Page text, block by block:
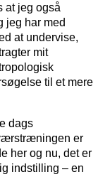
at jeg også
jeg har med
at undervise,
mit
til et mere
dags
er
her og nu, det er
indstilling – en